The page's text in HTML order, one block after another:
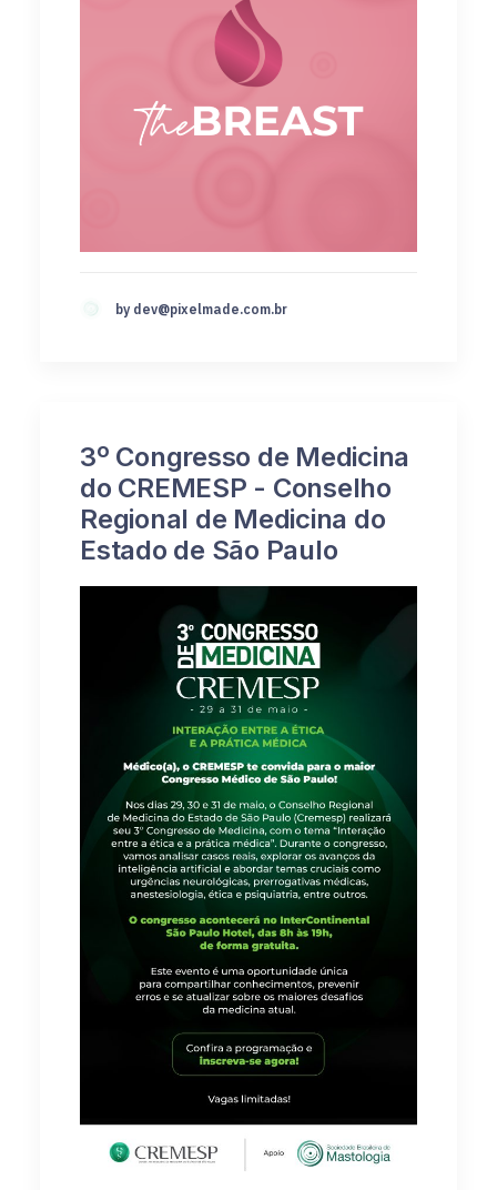
by dev@pixelmade.com.br
3º Congresso de Medicina
do CREMESP - Conselho
Regional de Medicina do
Estado de São Paulo